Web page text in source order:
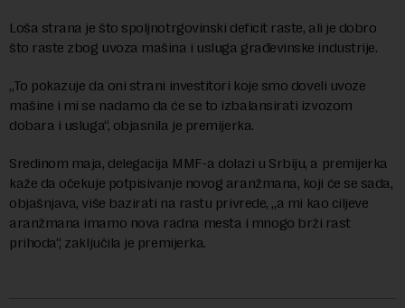
Loša strana je što spoljnotrgovinski deficit raste, ali je dobro
što raste zbog uvoza mašina i usluga građevinske industrije.
„To pokazuje da oni strani investitori koje smo doveli uvoze
mašine i mi se nadamo da će se to izbalansirati izvozom
dobara i usluga“, objasnila je premijerka.
Sredinom maja, delegacija MMF-a dolazi u Srbiju, a premijerka
kaže da očekuje potpisivanje novog aranžmana, koji će se sada,
objašnjava, više bazirati na rastu privrede, „a mi kao ciljeve
aranžmana imamo nova radna mesta i mnogo brži rast
prihoda“, zaključila je premijerka.